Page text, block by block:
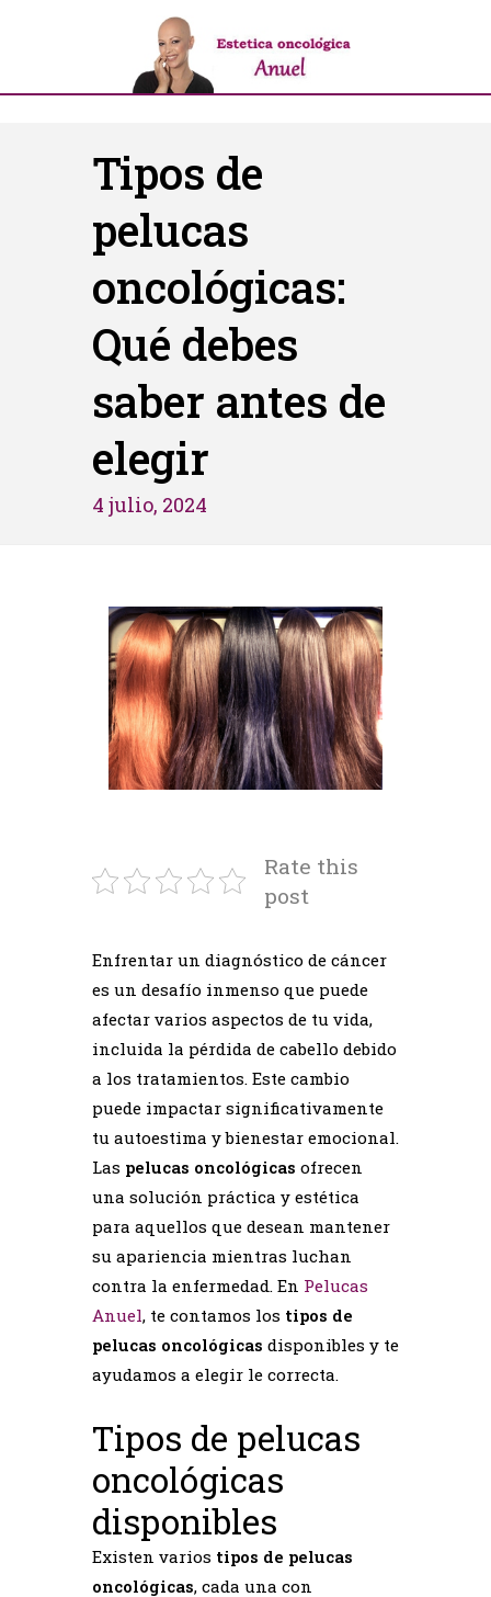
Tipos de
pelucas
oncológicas:
Qué debes
saber antes de
elegir
4 julio, 2024
Rate this
post
Enfrentar un diagnóstico de cáncer
es un desafío inmenso que puede
afectar varios aspectos de tu vida,
incluida la pérdida de cabello debido
a los tratamientos. Este cambio
puede impactar significativamente
tu autoestima y bienestar emocional.
Las pelucas oncológicas ofrecen
una solución práctica y estética
para aquellos que desean mantener
su apariencia mientras luchan
contra la enfermedad. En Pelucas
Anuel, te contamos los tipos de
pelucas oncológicas disponibles y te
ayudamos a elegir le correcta.
Tipos de pelucas
oncológicas
disponibles
Existen varios tipos de pelucas
oncológicas, cada una con